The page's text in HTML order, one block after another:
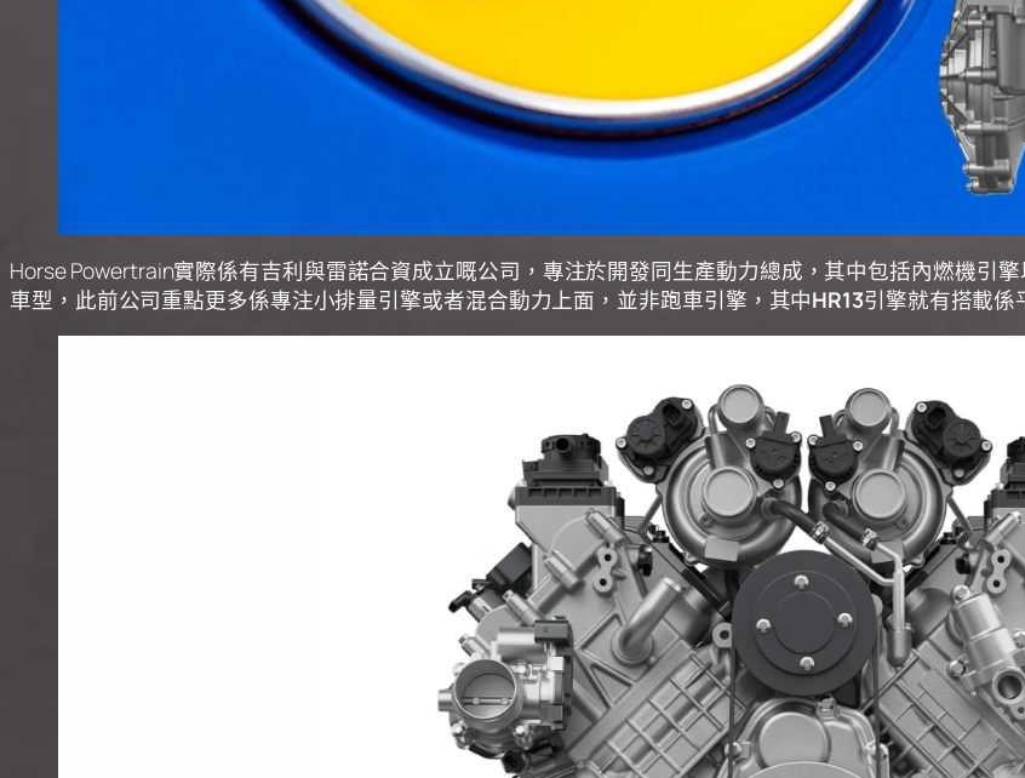
Horse Powertrain實際係有吉利與雷諾合資成立嘅公司，專注於開發同生產動力總成，其中包括內燃機引
車型，此前公司重點更多係專注小排量引擎或者混合動力上面，並非跑車引擎，其中HR13引擎就有搭載係